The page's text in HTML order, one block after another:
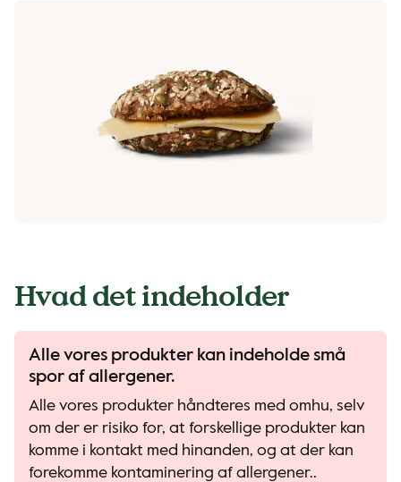
Hvad det indeholder
Alle vores produkter kan indeholde små
spor af allergener.
Alle vores produkter håndteres med omhu, selv
om der er risiko for, at forskellige produkter kan
komme i kontakt med hinanden, og at der kan
forekomme kontaminering af allergener..